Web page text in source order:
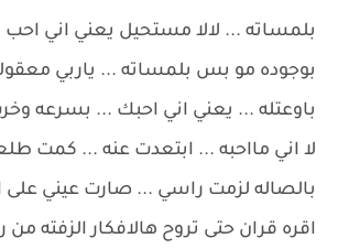
بلمساته ... لالا مستحيل يعني اني احب
بوجوده مو بس بلمساته ... ياربي
باوعتله ... يعني اني احبك ... بسرعه
لا اني مااحبه ... ابتعدت عنه ... كمت
بالصاله لزمت راسي ... صارت عيني على
اقره قران حتى تروح هالافكار الزفته